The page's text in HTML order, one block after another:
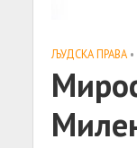
ЉУДСКА ПРАВА •